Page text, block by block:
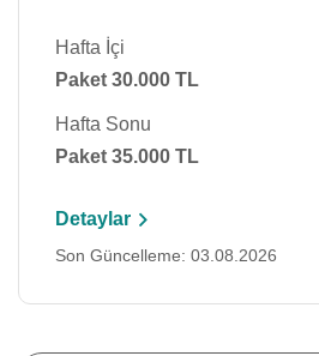
Hafta İçi
Paket 30.000 TL
Hafta Sonu
Paket 35.000 TL
Detaylar
Son Güncelleme: 03.08.2026